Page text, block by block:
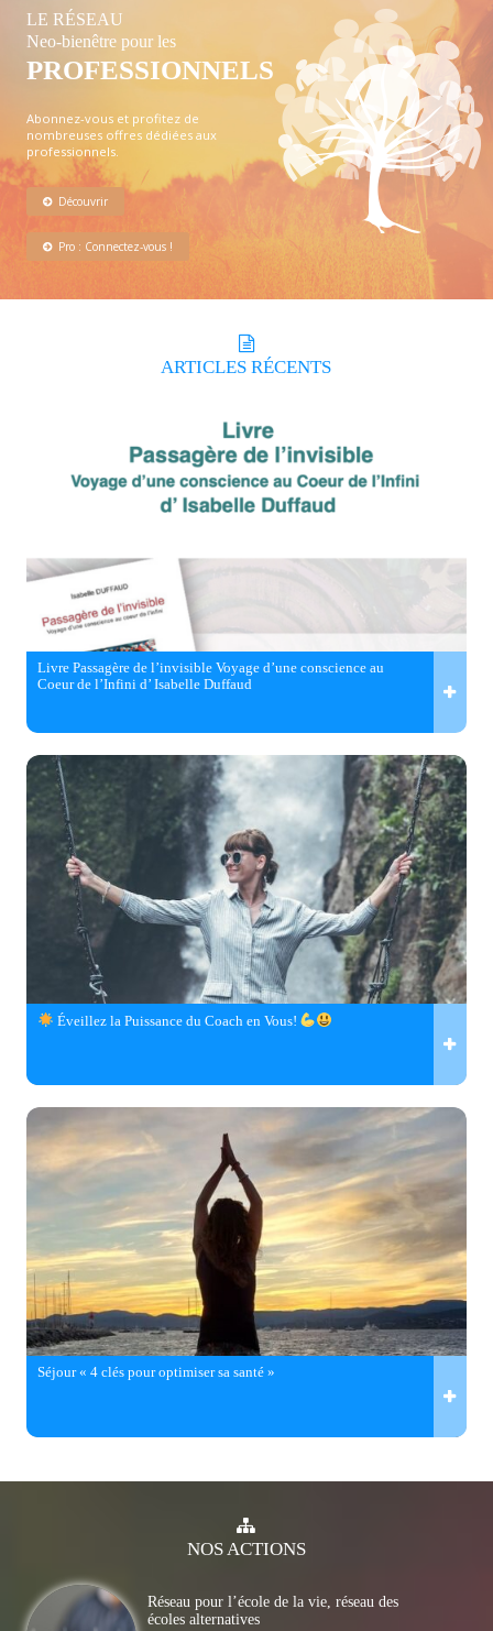
LE RÉSEAU
Neo-bienêtre pour les
PROFESSIONNELS
Abonnez-vous et profitez de
nombreuses offres dédiées aux
professionnels.
Découvrir
Pro : Connectez-vous !
ARTICLES RÉCENTS
Livre Passagère de l’invisible Voyage d’une conscience au
Coeur de l’Infini d’ Isabelle Duffaud
Éveillez la Puissance du Coach en Vous!
Séjour « 4 clés pour optimiser sa santé »
NOSACTIONS
Réseau pour l’école de la vie, réseau des
écoles alternatives